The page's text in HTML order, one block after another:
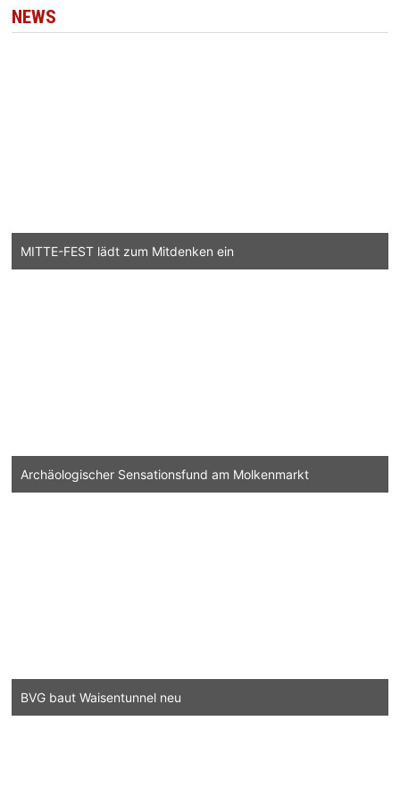
NEWS
MITTE-FEST lädt zum Mitdenken ein
Archäologischer Sensationsfund am Molkenmarkt
BVG baut Waisentunnel neu